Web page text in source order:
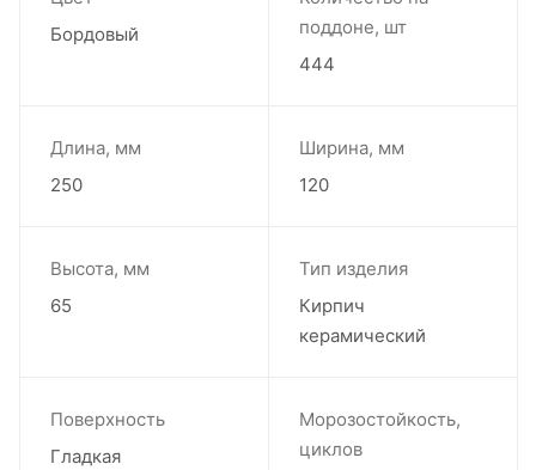
Бордовый
поддоне, шт
444
Длина, мм
250
Ширина, мм
120
Высота, мм
65
Тип изделия
Кирпич
керамический
Поверхность
Гладкая
Морозостойкость,
циклов